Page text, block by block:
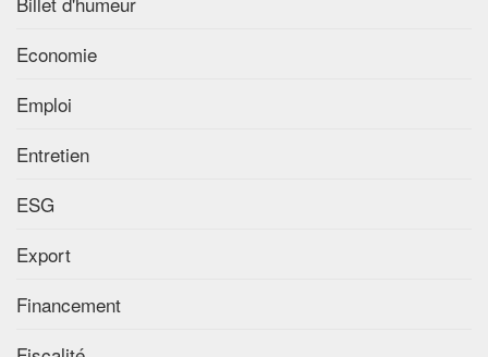
Economie
Emploi
Entretien
ESG
Export
Financement